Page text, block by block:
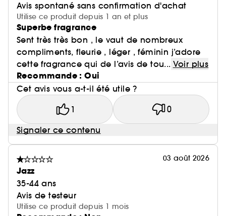
Avis spontané sans confirmation d'achat
Utilise ce produit depuis 1 an et plus
Superbe fragrance
Sent très très bon , le vaut de nombreux
compliments, fleurie , léger , féminin j’adore
cette fragrance qui de l’avis de tou... Voir plus
Recommande : Oui
Cet avis vous a-t-il été utile ?
1 0
Signaler ce contenu
03 août 2026
Jazz
35-44 ans
Avis de testeur
Utilise ce produit depuis 1 mois